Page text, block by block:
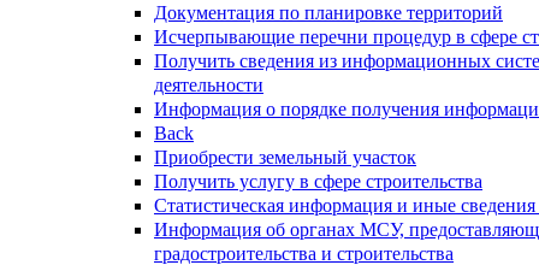
Документация по планировке территорий
Исчерпывающие перечни процедур в сфере
Получить сведения из информационных
деятельности
Информация о порядке получения
Back
Приобрести земельный участок
Получить услугу в сфере строительства
Статистическая информация и иные сведения
Информация об органах МСУ,
градостроительства и строительства